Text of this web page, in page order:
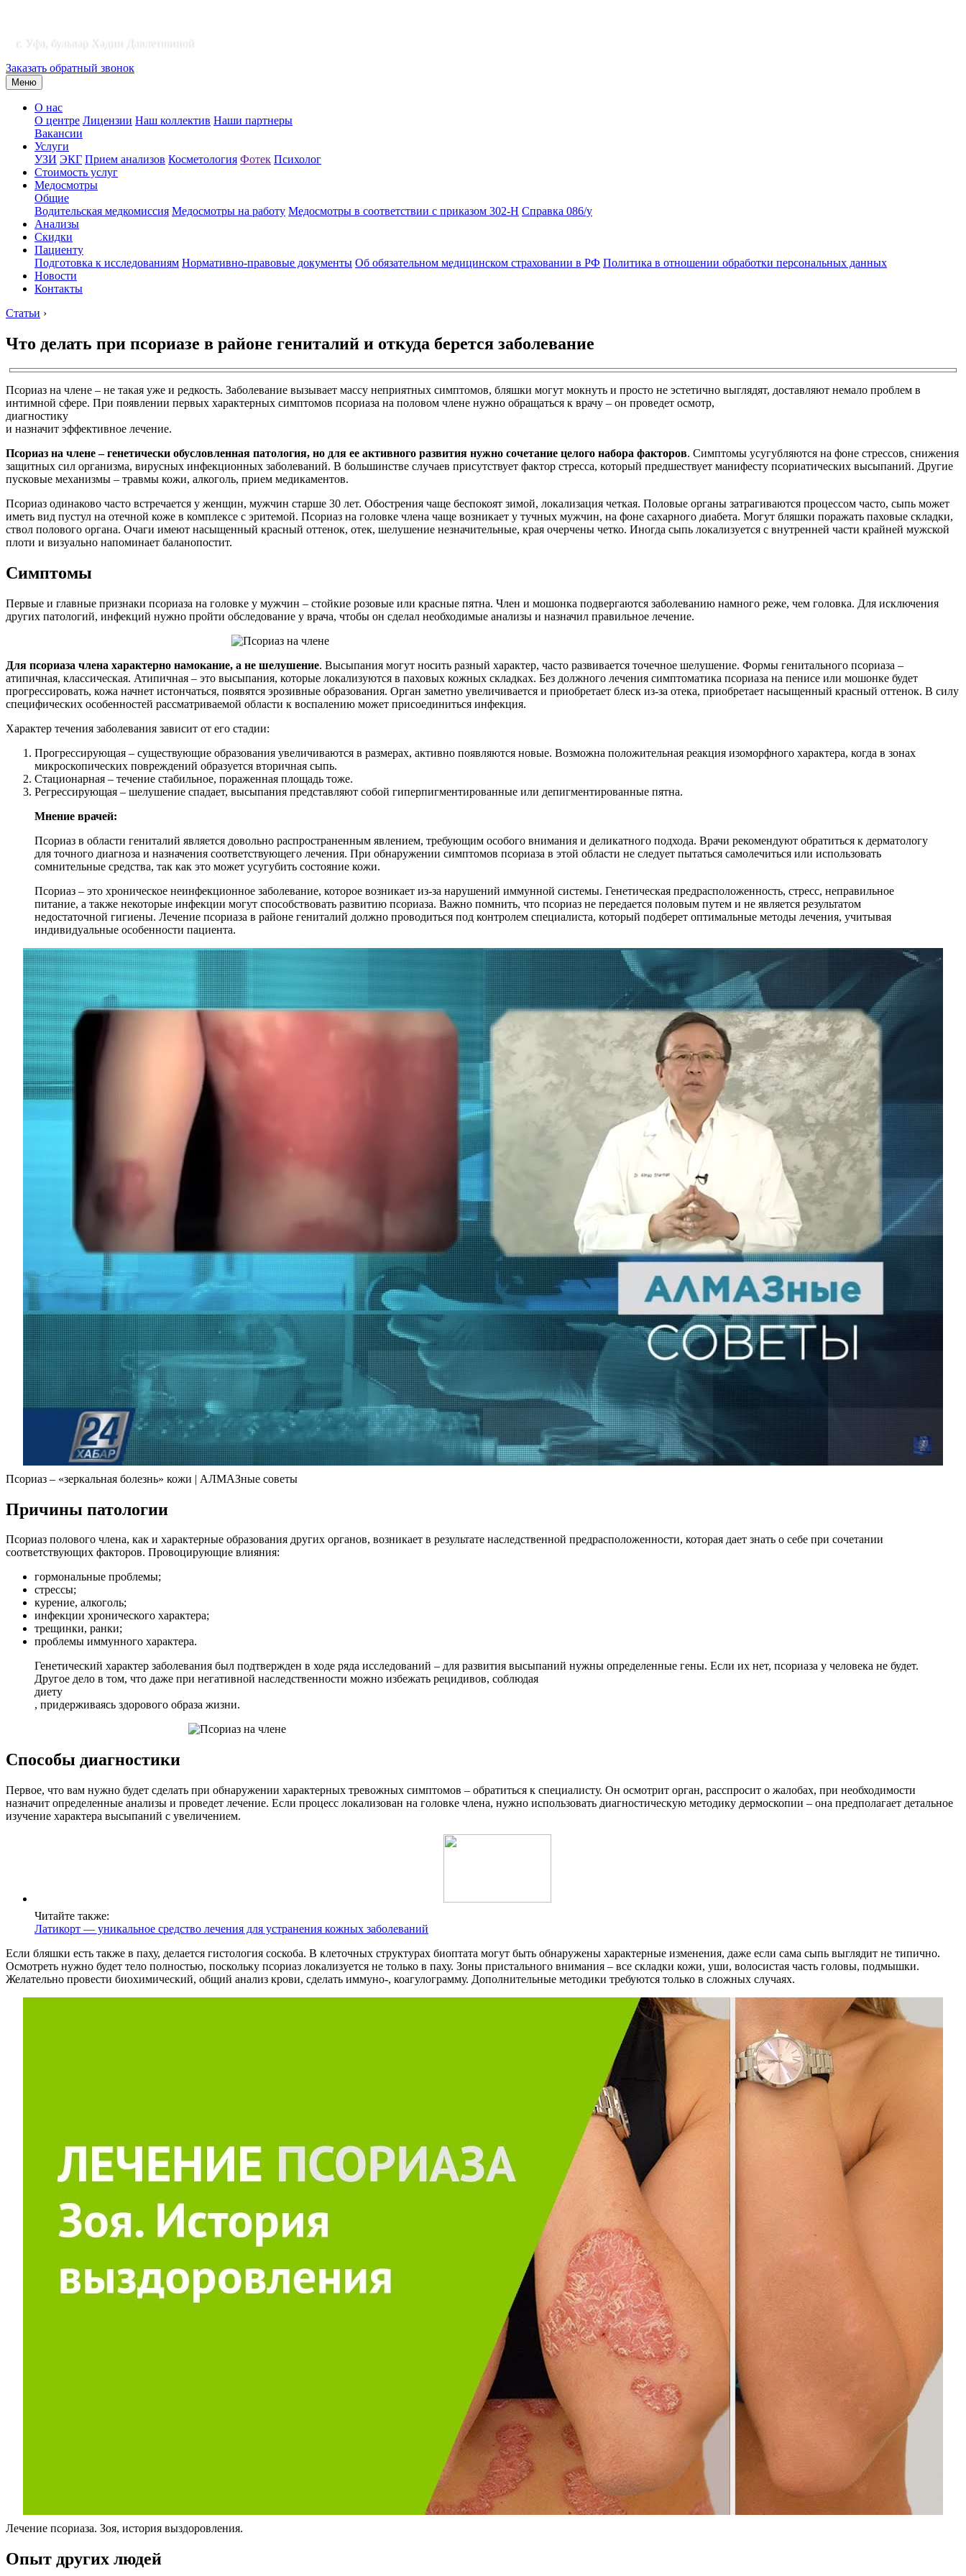
г. Уфа, бульвар Хадии Давлетшиной
Заказать обратный звонок
Меню
О нас
О центре Лицензии Наш коллектив Наши партнеры
Вакансии
Услуги
УЗИ ЭКГ Прием анализов Косметология Фотек Психолог
Стоимость услуг
Медосмотры
Общие
Водительская медкомиссия Медосмотры на работу Медосмотры в соответствии с приказом 302-Н Справка 086/у
Анализы
Скидки
Пациенту
Подготовка к исследованиям Нормативно-правовые документы Об обязательном медицинском страховании в РФ Политика в отношении обработки персональных данных
Новости
Контакты
Статьи ›
Что делать при псориазе в районе гениталий и откуда берется заболевание
Псориаз на члене – не такая уже и редкость. Заболевание вызывает массу неприятных симптомов, бляшки могут мокнуть и просто не эстетично выглядят, доставляют немало проблем в
интимной сфере. При появлении первых характерных симптомов псориаза на половом члене нужно обращаться к врачу – он проведет осмотр,
диагностику
и назначит эффективное лечение.
Псориаз на члене – генетически обусловленная патология, но для ее активного развития нужно сочетание целого набора факторов. Симптомы усугубляются на фоне стрессов, снижения
защитных сил организма, вирусных инфекционных заболеваний. В большинстве случаев присутствует фактор стресса, который предшествует манифесту псориатических высыпаний. Другие
пусковые механизмы – травмы кожи, алкоголь, прием медикаментов.
Псориаз одинаково часто встречается у женщин, мужчин старше 30 лет. Обострения чаще беспокоят зимой, локализация четкая. Половые органы затрагиваются процессом часто, сыпь может
иметь вид пустул на отечной коже в комплексе с эритемой. Псориаз на головке члена чаще возникает у тучных мужчин, на фоне сахарного диабета. Могут бляшки поражать паховые складки,
ствол полового органа. Очаги имеют насыщенный красный оттенок, отек, шелушение незначительные, края очерчены четко. Иногда сыпь локализуется с внутренней части крайней мужской
плоти и визуально напоминает баланопостит.
Симптомы
Первые и главные признаки псориаза на головке у мужчин – стойкие розовые или красные пятна. Член и мошонка подвергаются заболеванию намного реже, чем головка. Для исключения
других патологий, инфекций нужно пройти обследование у врача, чтобы он сделал необходимые анализы и назначил правильное лечение.
Для псориаза члена характерно намокание, а не шелушение. Высыпания могут носить разный характер, часто развивается точечное шелушение. Формы генитального псориаза –
атипичная, классическая. Атипичная – это высыпания, которые локализуются в паховых кожных складках. Без должного лечения симптоматика псориаза на пенисе или мошонке будет
прогрессировать, кожа начнет истончаться, появятся эрозивные образования. Орган заметно увеличивается и приобретает блеск из-за отека, приобретает насыщенный красный оттенок. В силу
специфических особенностей рассматриваемой области к воспалению может присоединиться инфекция.
Характер течения заболевания зависит от его стадии:
Прогрессирующая – существующие образования увеличиваются в размерах, активно появляются новые. Возможна положительная реакция изоморфного характера, когда в зонах
микроскопических повреждений образуется вторичная сыпь.
Стационарная – течение стабильное, пораженная площадь тоже.
Регрессирующая – шелушение спадает, высыпания представляют собой гиперпигментированные или депигментированные пятна.
Мнение врачей:
Псориаз в области гениталий является довольно распространенным явлением, требующим особого внимания и деликатного подхода. Врачи рекомендуют обратиться к дерматологу
для точного диагноза и назначения соответствующего лечения. При обнаружении симптомов псориаза в этой области не следует пытаться самолечиться или использовать
сомнительные средства, так как это может усугубить состояние кожи.
Псориаз – это хроническое неинфекционное заболевание, которое возникает из-за нарушений иммунной системы. Генетическая предрасположенность, стресс, неправильное
питание, а также некоторые инфекции могут способствовать развитию псориаза. Важно помнить, что псориаз не передается половым путем и не является результатом
недостаточной гигиены. Лечение псориаза в районе гениталий должно проводиться под контролем специалиста, который подберет оптимальные методы лечения, учитывая
индивидуальные особенности пациента.
Псориаз – «зеркальная болезнь» кожи | АЛМАЗные советы
Причины патологии
Псориаз полового члена, как и характерные образования других органов, возникает в результате наследственной предрасположенности, которая дает знать о себе при сочетании
соответствующих факторов. Провоцирующие влияния:
гормональные проблемы;
стрессы;
курение, алкоголь;
инфекции хронического характера;
трещинки, ранки;
проблемы иммунного характера.
Генетический характер заболевания был подтвержден в ходе ряда исследований – для развития высыпаний нужны определенные гены. Если их нет, псориаза у человека не будет.
Другое дело в том, что даже при негативной наследственности можно избежать рецидивов, соблюдая
диету
, придерживаясь здорового образа жизни.
Способы диагностики
Первое, что вам нужно будет сделать при обнаружении характерных тревожных симптомов – обратиться к специалисту. Он осмотрит орган, расспросит о жалобах, при необходимости
назначит определенные анализы и проведет лечение. Если процесс локализован на головке члена, нужно использовать диагностическую методику дермоскопии – она предполагает детальное
изучение характера высыпаний с увеличением.
Читайте также:
Латикорт — уникальное средство лечения для устранения кожных заболеваний
Если бляшки есть также в паху, делается гистология соскоба. В клеточных структурах биоптата могут быть обнаружены характерные изменения, даже если сама сыпь выглядит не типично.
Осмотреть нужно будет тело полностью, поскольку псориаз локализуется не только в паху. Зоны пристального внимания – все складки кожи, уши, волосистая часть головы, подмышки.
Желательно провести биохимический, общий анализ крови, сделать иммуно-, коагулограмму. Дополнительные методики требуются только в сложных случаях.
Лечение псориаза. Зоя, история выздоровления.
Опыт других людей